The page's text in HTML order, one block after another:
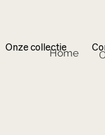
Onze collectie
Home